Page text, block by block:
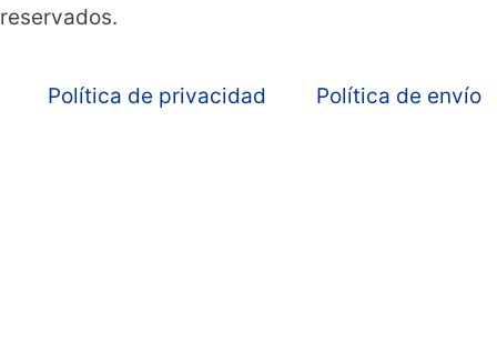
reservados.
Política de privacidad Política de envío